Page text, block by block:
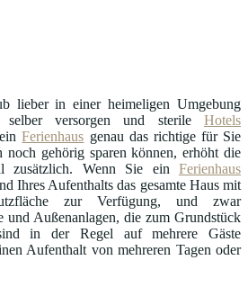
lieber in einer heimeligen Umgebung
selber versorgen und sterile Hotels
einFerienhaus genau das richtige für Sie
noch gehörig sparen können, erhöht die
zusätzlich. Wenn Sie ein Ferienhaus
Ihres Aufenthalts das gesamte Haus mit
zur Verfügung, und zwar
und Außenanlagen, die zum Grundstück
in der Regel auf mehrere Gäste
Aufenthalt von mehreren Tagen oder